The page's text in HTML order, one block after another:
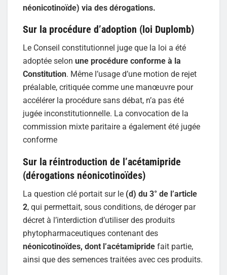
néonicotinoïde) via des dérogations.
Sur la procédure d’adoption (loi Duplomb)
Le Conseil constitutionnel juge que la loi a été
adoptée selon une procédure conforme à la
Constitution. Même l’usage d’une motion de rejet
préalable, critiquée comme une manœuvre pour
accélérer la procédure sans débat, n’a pas été
jugée inconstitutionnelle. La convocation de la
commission mixte paritaire a également été jugée
conforme
Sur la réintroduction de l’acétamipride
(dérogations néonicotinoïdes)
La question clé portait sur le (d) du 3° de l’article
2, qui permettait, sous conditions, de déroger par
décret à l’interdiction d’utiliser des produits
phytopharmaceutiques contenant des
néonicotinoïdes, dont l’acétamipride fait partie,
ainsi que des semences traitées avec ces produits.